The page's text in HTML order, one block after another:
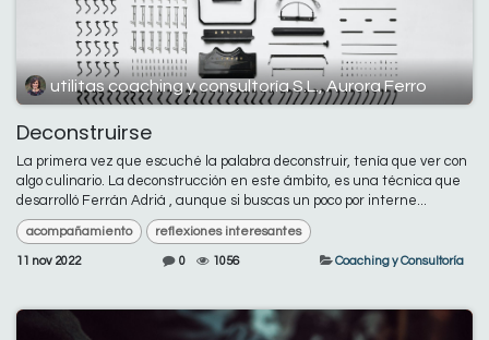
utilitas coaching y consultoría S.L., Aurora Ferro
Deconstruirse
La primera vez que escuché la palabra deconstruir, tenía que ver con
algo culinario. La deconstrucción en este ámbito, es una técnica que
desarrolló Ferrán Adriá , aunque si buscas un poco por interne...
acompañamiento reflexiones interesantes
11 nov 2022 0 1056 Coaching y Consultoría